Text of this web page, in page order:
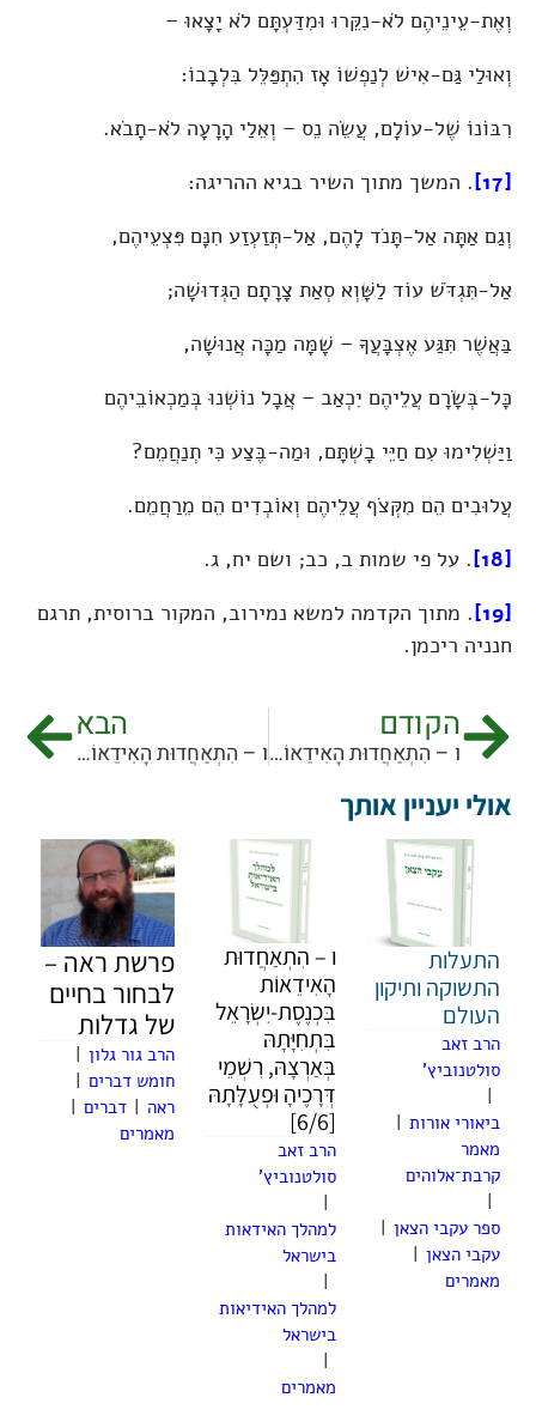
וְאֶת-עֵינֵיהֶם לֹא-נִקֵּרוּ וּמִדַּעְתָּם לֹא יָצָאוּ –
וְאוּלַי גַּם-אִישׁ לְנַפְשׁוֹ אָז הִתְפַּלֵּל בִּלְבָבוֹ:
רִבּוֹנוֹ שֶׁל-עוֹלָם, עֲשֵׂה נֵס – וְאֵלַי הָרָעָה לֹא-תָבֹא.
. המשך מתוך השיר בגיא ההריגה:
וְגַם אַתָּה אַל-תָּנֹד לָהֶם, אַל-תְּזַעְזַע חִנָּם פִּצְעֵיהֶם,
אַל-תִּגְדֹּשׁ עוֹד לַשָּׁוְא סְאַת צָרָתָם הַגְּדוּשָׁה;
בַּאֲשֶׁר תִּגַּע אֶצְבָּעֲךָ – שָׁמָּה מַכָּה אֲנוּשָׁה,
כָּל-בְּשָׂרָם עֲלֵיהֶם יִכְאַב – אֲבָל נוֹשְׁנוּ בְּמַכְאוֹבֵיהֶם
וַיַּשְׁלִימוּ עִם חַיֵּי בָשְׁתָּם, וּמַה-בֶּצַע כִּי תְנַחֲמֵם?
עֲלוּבִים הֵם מִקְּצֹף עֲלֵיהֶם וְאוֹבְדִים הֵם מֵרַחֲמֵם.
. על פי שמות ב, כב; ושם יח, ג.
. מתוך הקדמה למשא נמירוב, המקור ברוסית, תרגם
חנניה ריכמן.
הקודם
ו – הִתְאַחֲדוּת הָאִידֵאוֹת בִּכְנֶסֶת-יִשְׂרָאֵל בִּתְחִיָּתָהּ בְּאַרְצָהּ, רִשְׁמֵי דְּרָכֶיהָ וּפְעֻלָּתָהּ [1/6]
הבא
ו – הִתְאַחֲדוּת הָאִידֵאוֹת בִּכְנֶסֶת-יִשְׂרָאֵל בִּתְחִיָּתָהּ בְּאַרְצָהּ, רִשְׁמֵי דְּרָכֶיהָ וּפְעֻלָּתָהּ [3/6]
אולי יעניין אותך
התעלות
התשוקה ותיקון
העולם
הרב זאב
סולטנוביץ'
ביאורי אורות |
מאמר
קרבת־אלוהים
ספר עקבי הצאן |
עקבי הצאן |
מאמרים
ו – הִתְאַחֲדוּת
הָאִידֵאוֹת
בִּכְנֶסֶת-יִשְׂרָאֵל
בִּתְחִיָּתָהּ
בְּאַרְצָהּ, רִשְׁמֵי
דְּרָכֶיהָ וּפְעֻלָּתָהּ
הרב זאב
סולטנוביץ'
למהלך האידאות
בישראל
למהלך האידיאות
בישראל
מאמרים
פרשת ראה –
לבחור בחיים
של גדלות
הרב גור גלון |
חומש דברים |
ראה | דברים |
מאמרים